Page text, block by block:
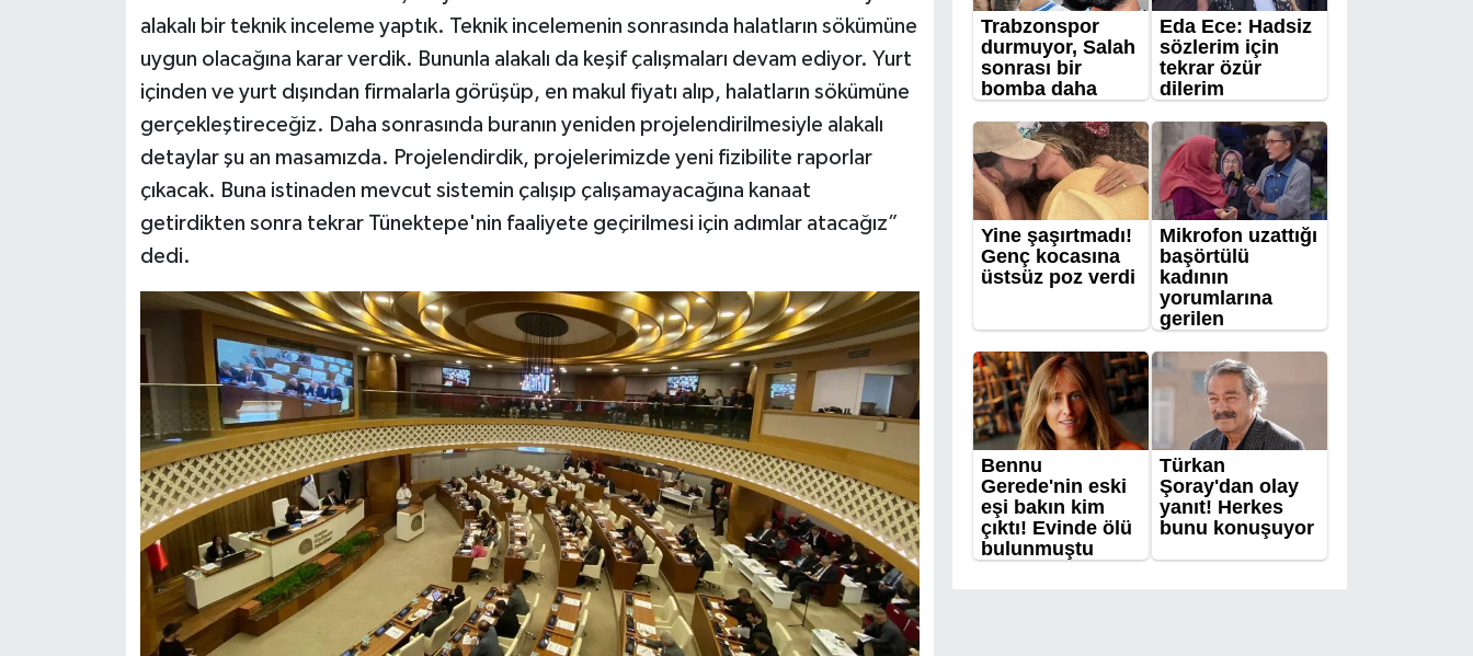
alakalı bir teknik inceleme yaptık. Teknik incelemenin sonrasında halatların sökümüne
uygun olacağına karar verdik. Bununla alakalı da keşif çalışmaları devam ediyor. Yurt
içinden ve yurt dışından firmalarla görüşüp, en makul fiyatı alıp, halatların sökümüne
gerçekleştireceğiz. Daha sonrasında buranın yeniden projelendirilmesiyle alakalı
detaylar şu an masamızda. Projelendirdik, projelerimizde yeni fizibilite raporlar
çıkacak. Buna istinaden mevcut sistemin çalışıp çalışamayacağına kanaat
getirdikten sonra tekrar Tünektepe'nin faaliyete geçirilmesi için adımlar atacağız”
dedi.